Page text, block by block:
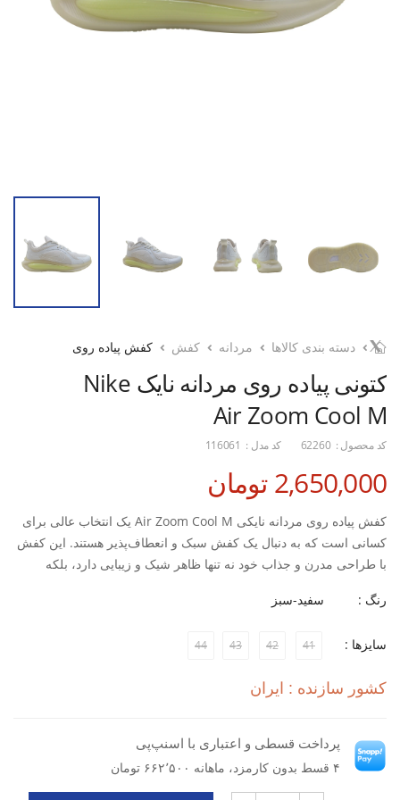
دسته بندی کالاها مردانه کفش کفش پیاده روی
کتونی پیاده روی مردانه نایک Nike
Air Zoom Cool M
کد محصول : 62260 کد مدل : 116061
2,650,000 تومان
کفش پیاده روی مردانه نایکی Air Zoom Cool M یک انتخاب عالی برای
کسانی است که به دنبال یک کفش سبک و انعطاف‌پذیر هستند. این کفش
با طراحی مدرن و جذاب خود نه تنها ظاهر شیک و زیبایی دارد، بلکه
این کفش تضمین می‌کند که حتی در طولانی‌ترین روزها راحتی شما حفظ
موجب می‌شود پاها در طول استفاده طولانی‌مدت خنک و خشک بمانند. در
این کفش به مدت طولانی و بدون از دست دادن ویژگی‌های اولیه خود
قابل استفاده خواهد بود.
لذت بردن از راحتی و عملکرد بالا در هر قدم
رنگ : سفید-سبز
سایزها : 41
42
43
44
کشور سازنده : ایران
پرداخت قسطی و اعتباری با اسنپ‌پی
۴ قسط بدون کارمزد، ماهانه ۶۶۲٬۵۰۰ تومان